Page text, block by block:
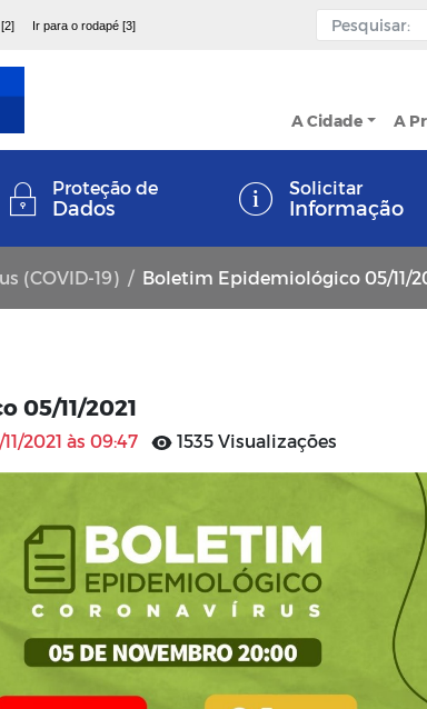
Ir para o rodapé [3]
A Cidade A
Proteção de
Dados
Solicitar
Informação
(COVID-19) Boletim Epidemiológico 05/11/
05/11/2021
2021 às 09:47 1535 Visualizações